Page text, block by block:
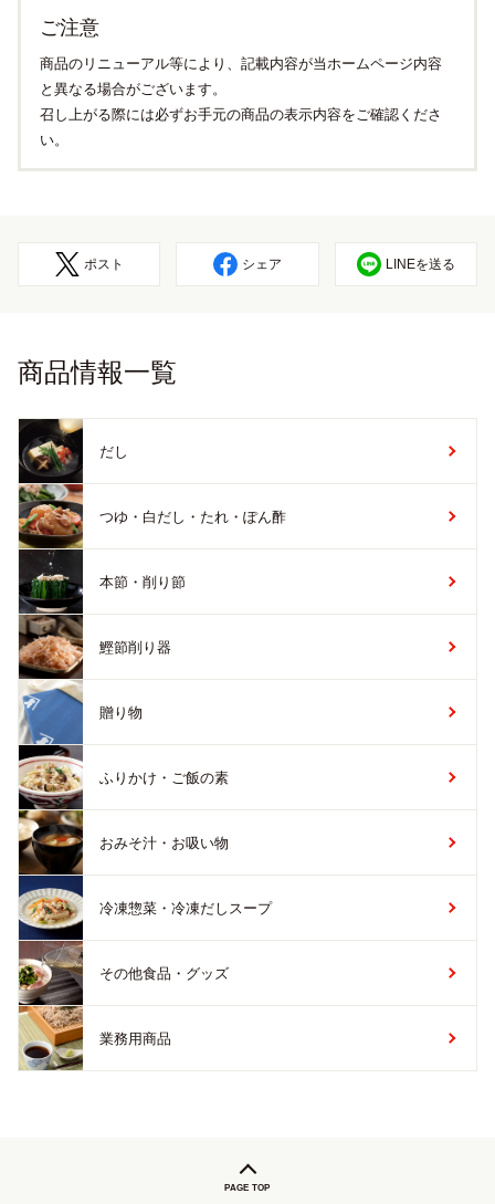
ご注意
商品のリニューアル等により、記載内容が当ホームページ内容
と異なる場合がございます。
召し上がる際には必ずお手元の商品の表示内容をご確認くださ
い。
ポスト シェア LINEを送る
商品情報一覧
だし
つゆ・白だし・たれ・ぽん酢
本節・削り節
鰹節削り器
贈り物
ふりかけ・ご飯の素
おみそ汁・お吸い物
冷凍惣菜・冷凍だしスープ
その他食品・グッズ
業務用商品
PAGE TOP